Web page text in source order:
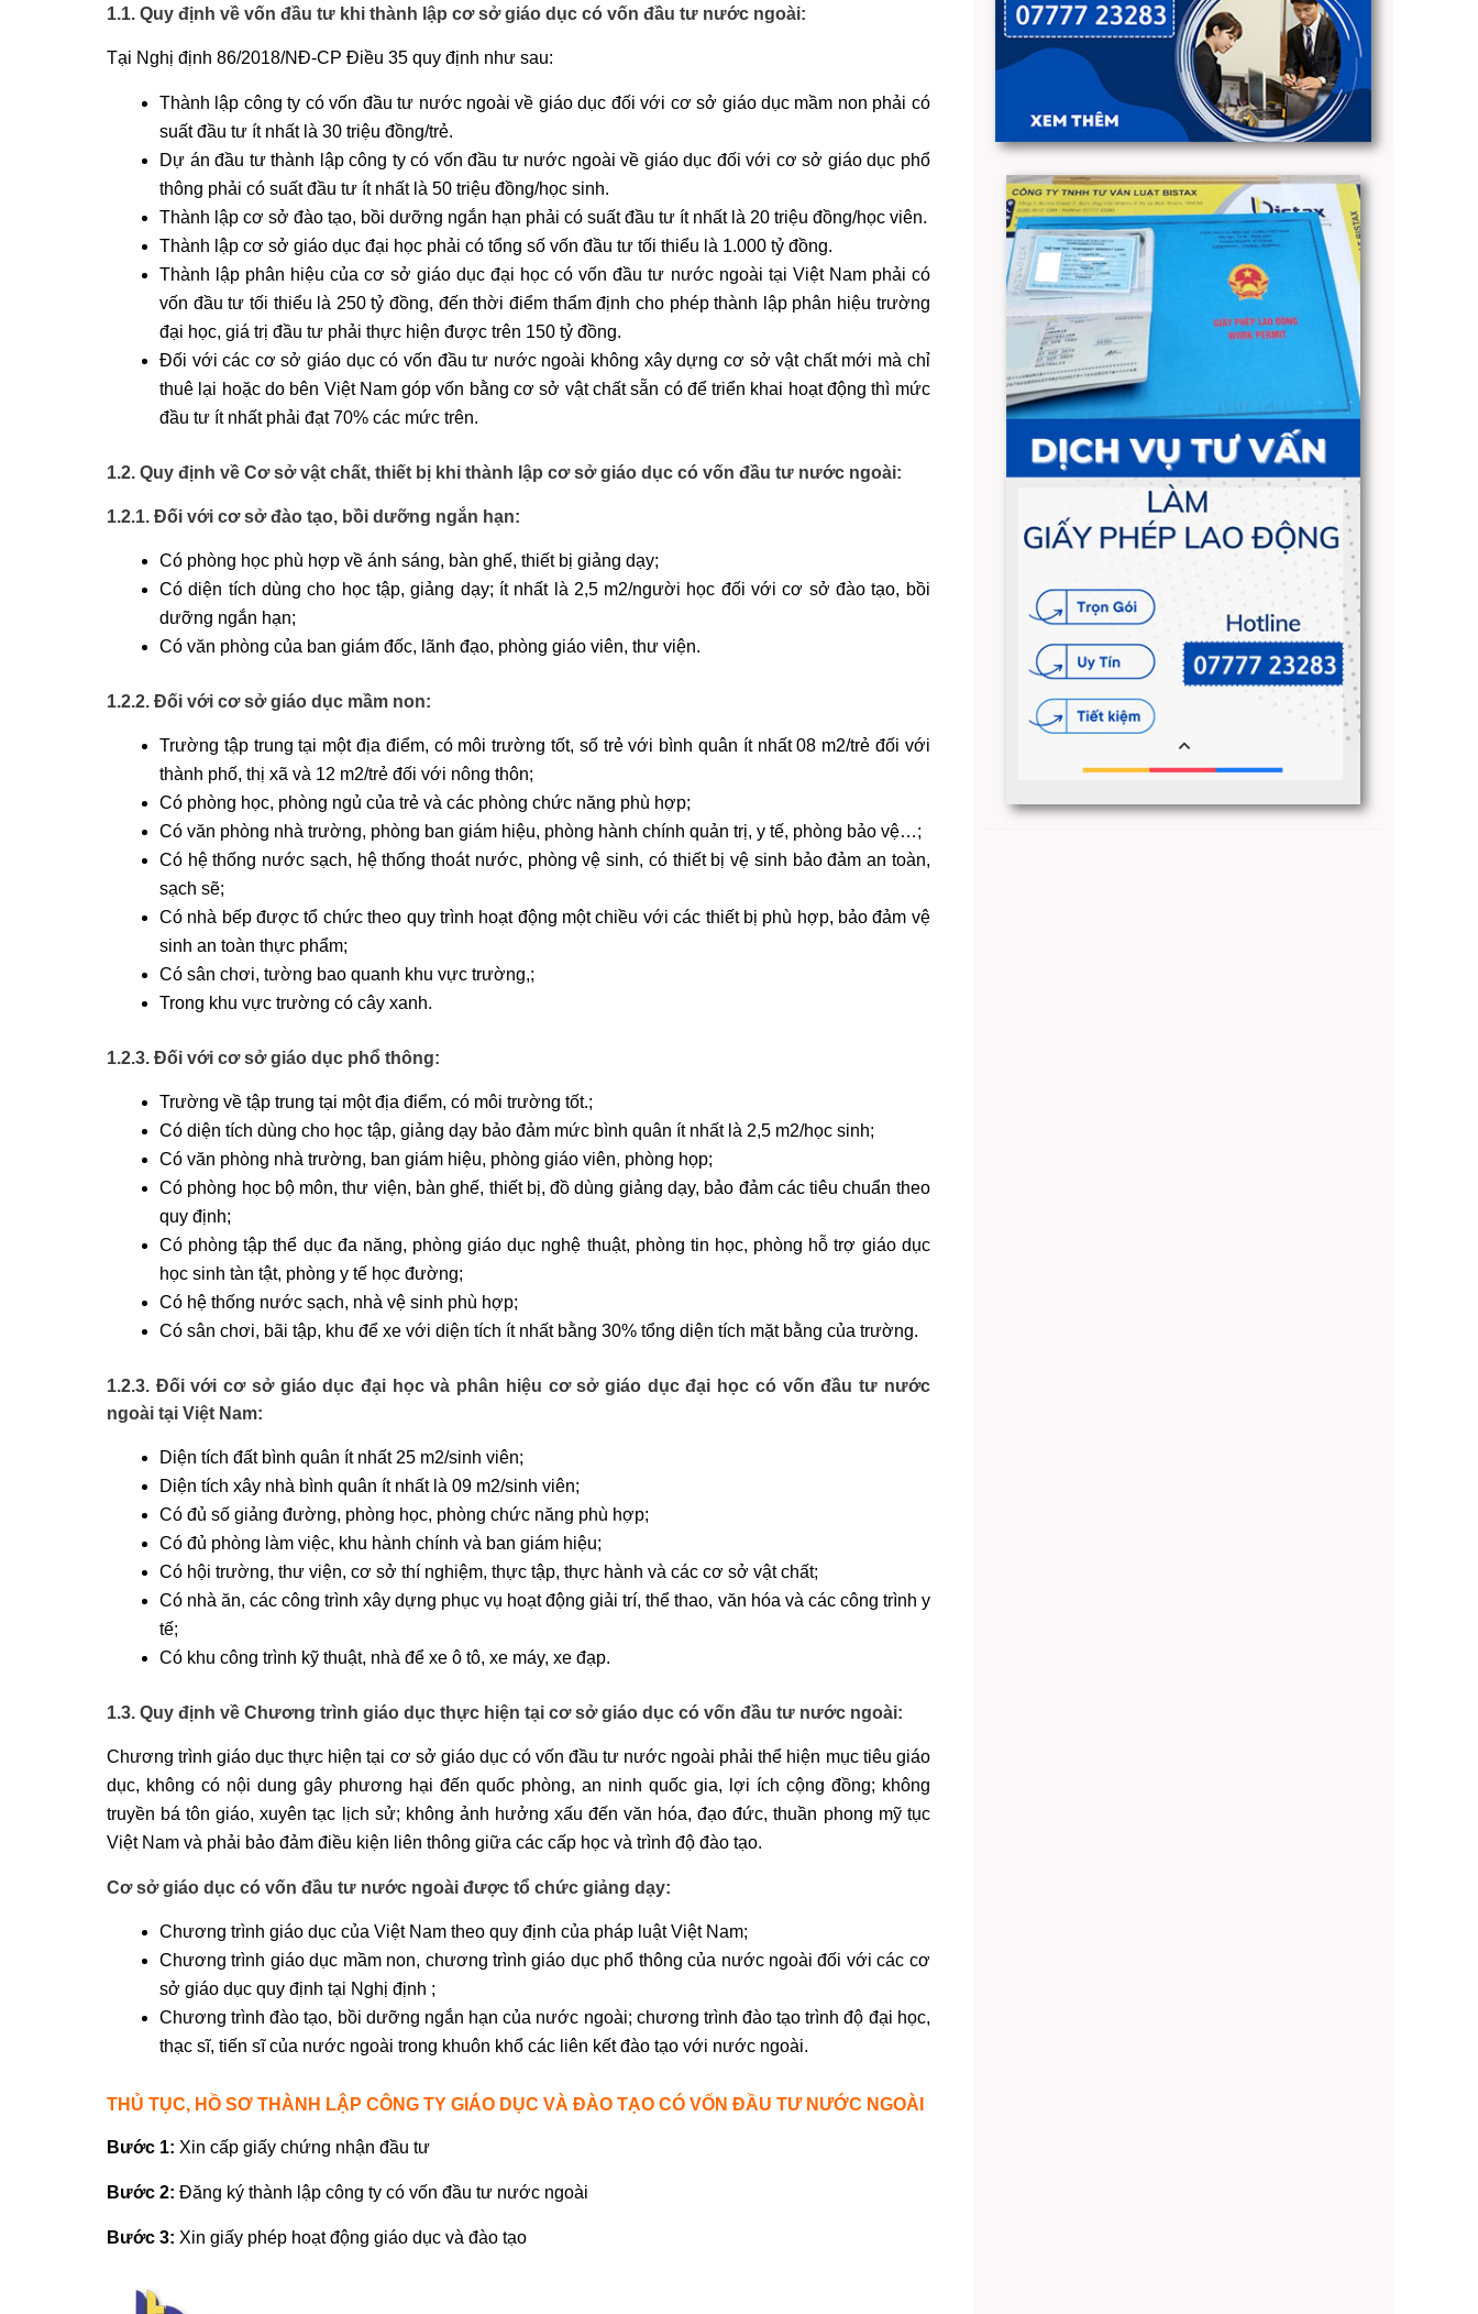
1.1. Quy định về vốn đầu tư khi thành lập cơ sở giáo dục có vốn đầu tư nước ngoài:
Tại Nghị định 86/2018/NĐ-CP Điều 35 quy định như sau:
Thành lập công ty có vốn đầu tư nước ngoài về giáo dục đối với cơ sở giáo dục mầm non phải có
suất đầu tư ít nhất là 30 triệu đồng/trẻ.
Dự án đầu tư thành lập công ty có vốn đầu tư nước ngoài về giáo dục đối với cơ sở giáo dục phổ
thông phải có suất đầu tư ít nhất là 50 triệu đồng/học sinh.
Thành lập cơ sở đào tạo, bồi dưỡng ngắn hạn phải có suất đầu tư ít nhất là 20 triệu đồng/học viên.
Thành lập cơ sở giáo dục đại học phải có tổng số vốn đầu tư tối thiểu là 1.000 tỷ đồng.
Thành lập phân hiệu của cơ sở giáo dục đại học có vốn đầu tư nước ngoài tại Việt Nam phải có
vốn đầu tư tối thiểu là 250 tỷ đồng, đến thời điểm thẩm định cho phép thành lập phân hiệu trường
đại học, giá trị đầu tư phải thực hiện được trên 150 tỷ đồng.
Đối với các cơ sở giáo dục có vốn đầu tư nước ngoài không xây dựng cơ sở vật chất mới mà chỉ
thuê lại hoặc do bên Việt Nam góp vốn bằng cơ sở vật chất sẵn có để triển khai hoạt động thì mức
đầu tư ít nhất phải đạt 70% các mức trên.
1.2. Quy định về Cơ sở vật chất, thiết bị khi thành lập cơ sở giáo dục có vốn đầu tư nước ngoài:
1.2.1. Đối với cơ sở đào tạo, bồi dưỡng ngắn hạn:
Có phòng học phù hợp về ánh sáng, bàn ghế, thiết bị giảng dạy;
Có diện tích dùng cho học tập, giảng dạy; ít nhất là 2,5 m2/người học đối với cơ sở đào tạo, bồi
dưỡng ngắn hạn;
Có văn phòng của ban giám đốc, lãnh đạo, phòng giáo viên, thư viện.
1.2.2. Đối với cơ sở giáo dục mầm non:
Trường tập trung tại một địa điểm, có môi trường tốt, số trẻ với bình quân ít nhất 08 m2/trẻ đối với
thành phố, thị xã và 12 m2/trẻ đối với nông thôn;
Có phòng học, phòng ngủ của trẻ và các phòng chức năng phù hợp;
Có văn phòng nhà trường, phòng ban giám hiệu, phòng hành chính quản trị, y tế, phòng bảo vệ…;
Có hệ thống nước sạch, hệ thống thoát nước, phòng vệ sinh, có thiết bị vệ sinh bảo đảm an toàn,
sạch sẽ;
Có nhà bếp được tổ chức theo quy trình hoạt động một chiều với các thiết bị phù hợp, bảo đảm vệ
sinh an toàn thực phẩm;
Có sân chơi, tường bao quanh khu vực trường,;
Trong khu vực trường có cây xanh.
1.2.3. Đối với cơ sở giáo dục phổ thông:
Trường về tập trung tại một địa điểm, có môi trường tốt.;
Có diện tích dùng cho học tập, giảng dạy bảo đảm mức bình quân ít nhất là 2,5 m2/học sinh;
Có văn phòng nhà trường, ban giám hiệu, phòng giáo viên, phòng họp;
Có phòng học bộ môn, thư viện, bàn ghế, thiết bị, đồ dùng giảng dạy, bảo đảm các tiêu chuẩn theo
quy định;
Có phòng tập thể dục đa năng, phòng giáo dục nghệ thuật, phòng tin học, phòng hỗ trợ giáo dục
học sinh tàn tật, phòng y tế học đường;
Có hệ thống nước sạch, nhà vệ sinh phù hợp;
Có sân chơi, bãi tập, khu để xe với diện tích ít nhất bằng 30% tổng diện tích mặt bằng của trường.
1.2.3. Đối với cơ sở giáo dục đại học và phân hiệu cơ sở giáo dục đại học có vốn đầu tư nước
ngoài tại Việt Nam:
Diện tích đất bình quân ít nhất 25 m2/sinh viên;
Diện tích xây nhà bình quân ít nhất là 09 m2/sinh viên;
Có đủ số giảng đường, phòng học, phòng chức năng phù hợp;
Có đủ phòng làm việc, khu hành chính và ban giám hiệu;
Có hội trường, thư viện, cơ sở thí nghiệm, thực tập, thực hành và các cơ sở vật chất;
Có nhà ăn, các công trình xây dựng phục vụ hoạt động giải trí, thể thao, văn hóa và các công trình y
tế;
Có khu công trình kỹ thuật, nhà để xe ô tô, xe máy, xe đạp.
1.3. Quy định về Chương trình giáo dục thực hiện tại cơ sở giáo dục có vốn đầu tư nước ngoài:
Chương trình giáo dục thực hiện tại cơ sở giáo dục có vốn đầu tư nước ngoài phải thể hiện mục tiêu giáo
dục, không có nội dung gây phương hại đến quốc phòng, an ninh quốc gia, lợi ích cộng đồng; không
truyền bá tôn giáo, xuyên tạc lịch sử; không ảnh hưởng xấu đến văn hóa, đạo đức, thuần phong mỹ tục
Việt Nam và phải bảo đảm điều kiện liên thông giữa các cấp học và trình độ đào tạo.
Cơ sở giáo dục có vốn đầu tư nước ngoài được tổ chức giảng dạy:
Chương trình giáo dục của Việt Nam theo quy định của pháp luật Việt Nam;
Chương trình giáo dục mầm non, chương trình giáo dục phổ thông của nước ngoài đối với các cơ
sở giáo dục quy định tại Nghị định ;
Chương trình đào tạo, bồi dưỡng ngắn hạn của nước ngoài; chương trình đào tạo trình độ đại học,
thạc sĩ, tiến sĩ của nước ngoài trong khuôn khổ các liên kết đào tạo với nước ngoài.
THỦ TỤC, HỒ SƠ THÀNH LẬP CÔNG TY GIÁO DỤC VÀ ĐÀO TẠO CÓ VỐN ĐẦU TƯ NƯỚC NGOÀI
Bước 1: Xin cấp giấy chứng nhận đầu tư
Bước 2: Đăng ký thành lập công ty có vốn đầu tư nước ngoài
Bước 3: Xin giấy phép hoạt động giáo dục và đào tạo